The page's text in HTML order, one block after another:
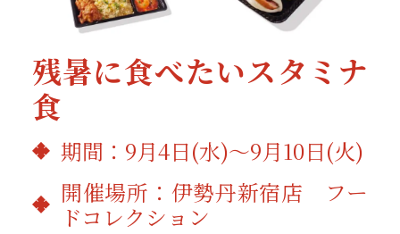
残暑に食べたいスタミナ
食
期間：9月4日(水)～9月10日(火)
開催場所：伊勢丹新宿店 フー
ドコレクション